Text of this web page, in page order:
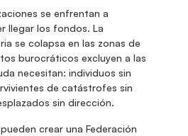
se enfrentan a
llegar los fondos. La
se colapsa en las zonas de
burocráticos excluyen a las
necesitan: individuos sin
de catástrofes sin
sin dirección.
crear una Federación